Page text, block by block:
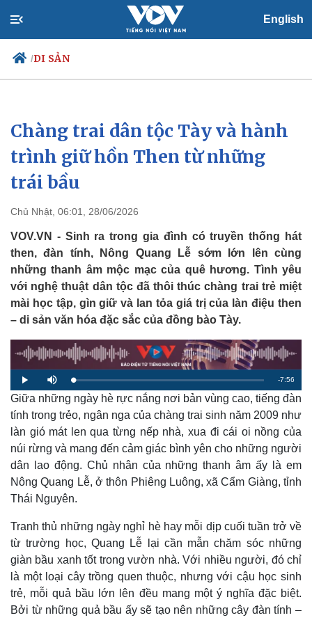
English
/DI SẢN
Chính trị
Đảng
Tổ chức nhân sự
Quốc hội
Xã hội
Tin 24h
Dự báo thời tiết
Chàng trai dân tộc Tày và hành
trình giữ hồn Then từ những
trái bầu
Chủ Nhật, 06:01, 28/06/2026
VOV.VN - Sinh ra trong gia đình có truyền thống hát
then, đàn tính, Nông Quang Lễ sớm lớn lên cùng
những thanh âm mộc mạc của quê hương. Tình yêu
với nghệ thuật dân tộc đã thôi thúc chàng trai trẻ miệt
mài học tập, gìn giữ và lan tỏa giá trị của làn điệu then
– di sản văn hóa đặc sắc của đồng bào Tày.
P
l
a
y
M
u
t
e
L
o
a
d
d
1
.
2
9
R
e
i
n
n
g
m
-7:56
Giữa những ngày hè rực nắng nơi bản vùng cao, tiếng đàn
tính trong trẻo, ngân nga của chàng trai sinh năm 2009 như
làn gió mát len qua từng nếp nhà, xua đi cái oi nồng của
núi rừng và mang đến cảm giác bình yên cho những người
dân lao động. Chủ nhân của những thanh âm ấy là em
Nông Quang Lễ, ở thôn Phiêng Luông, xã Cẩm Giàng, tỉnh
Thái Nguyên.
Tranh thủ những ngày nghỉ hè hay mỗi dịp cuối tuần trở về
từ trường học, Quang Lễ lại cần mẫn chăm sóc những
giàn bầu xanh tốt trong vườn nhà. Với nhiều người, đó chỉ
là một loại cây trồng quen thuộc, nhưng với cậu học sinh
trẻ, mỗi quả bầu lớn lên đều mang một ý nghĩa đặc biệt.
Bởi từ những quả bầu ấy sẽ tạo nên những cây đàn tính –